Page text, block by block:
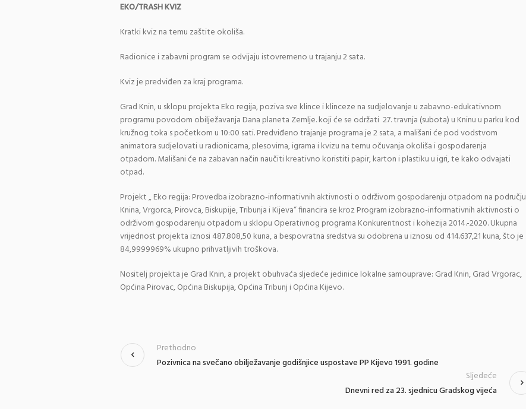
EKO/TRASH KVIZ
Kratki kviz na temu zaštite okoliša.
Radionice i zabavni program se odvijaju istovremeno u trajanju 2 sata.
Kviz je predviđen za kraj programa.
Grad Knin, u sklopu projekta Eko regija, poziva sve klince i klinceze na sudjelovanje u zabavno-edukativnom
programu povodom obilježavanja Dana planeta Zemlje. koji će se održati 27. travnja (subota) u Kninu u parku kod
kružnog toka s početkom u 10:00 sati. Predviđeno trajanje programa je 2 sata, a mališani će pod vodstvom
animatora sudjelovati u radionicama, plesovima, igrama i kvizu na temu očuvanja okoliša i gospodarenja
otpadom. Mališani će na zabavan način naučiti kreativno koristiti papir, karton i plastiku u igri, te kako odvajati
otpad.
Projekt „ Eko regija: Provedba izobrazno-informativnih aktivnosti o održivom gospodarenju otpadom na području
Knina, Vrgorca, Pirovca, Biskupije, Tribunja i Kijeva“ financira se kroz Program izobrazno-informativnih aktivnosti o
održivom gospodarenju otpadom u sklopu Operativnog programa Konkurentnost i kohezija 2014.-2020. Ukupna
vrijednost projekta iznosi 487.808,50 kuna, a bespovratna sredstva su odobrena u iznosu od 414.637,21 kuna, što je
84,9999969% ukupno prihvatljivih troškova.
Nositelj projekta je Grad Knin, a projekt obuhvaća sljedeće jedinice lokalne samouprave: Grad Knin, Grad Vrgorac,
Općina Pirovac, Općina Biskupija, Općina Tribunj i Općina Kijevo.
Pozivnica na svečano obilježavanje godišnjice uspostave PP Kijevo 1991. godine
Prethodno
Dnevni red za 23. sjednicu Gradskog vijeća
Sljedeće